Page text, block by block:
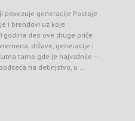
povezuje generacije Postoje
i brendovi uz koje
godina deo ove druge priče.
države, generacije i
tamo gde je najvažnije –
na detinjstvo, u …